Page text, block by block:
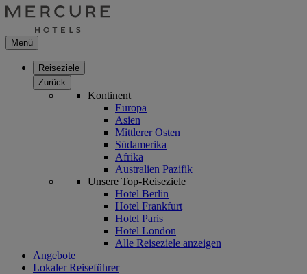
Menü
Reiseziele
Zurück
Kontinent
Europa
Asien
Mittlerer Osten
Südamerika
Afrika
Australien Pazifik
Unsere Top-Reiseziele
Hotel Berlin
Hotel Frankfurt
Hotel Paris
Hotel London
Alle Reiseziele anzeigen
Angebote
Lokaler Reiseführer